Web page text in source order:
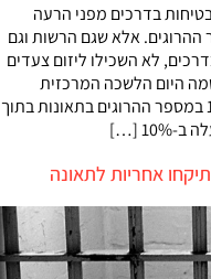
לבטיחות בדרכים מפני הרעה
אלא שגם הרשות וגם
לא השכילו ליזום צעדים
היום הלשכה המרכזית
מצביעים על עלייה של 10% במספר ההרוגים בתאונות בתוך
[…]
אחריות לתאונה